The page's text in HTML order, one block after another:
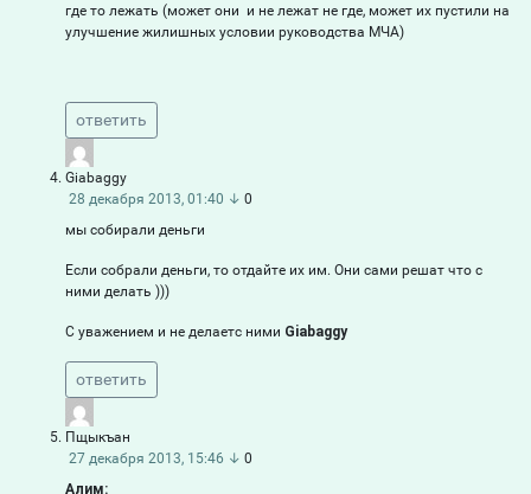
где то лежать (может они и не лежат не где, может их пустили на
улучшение жилишных условии руководства МЧА)
ответить
Giabaggy
28 декабря 2013, 01:40 ↓ 0
мы собирали деньги
Если собрали деньги, то отдайте их им. Они сами решат что с
ними делать )))
С уважением и не делаетс ними Giabaggy
ответить
Пщыкъан
27 декабря 2013, 15:46 ↓ 0
Алим: